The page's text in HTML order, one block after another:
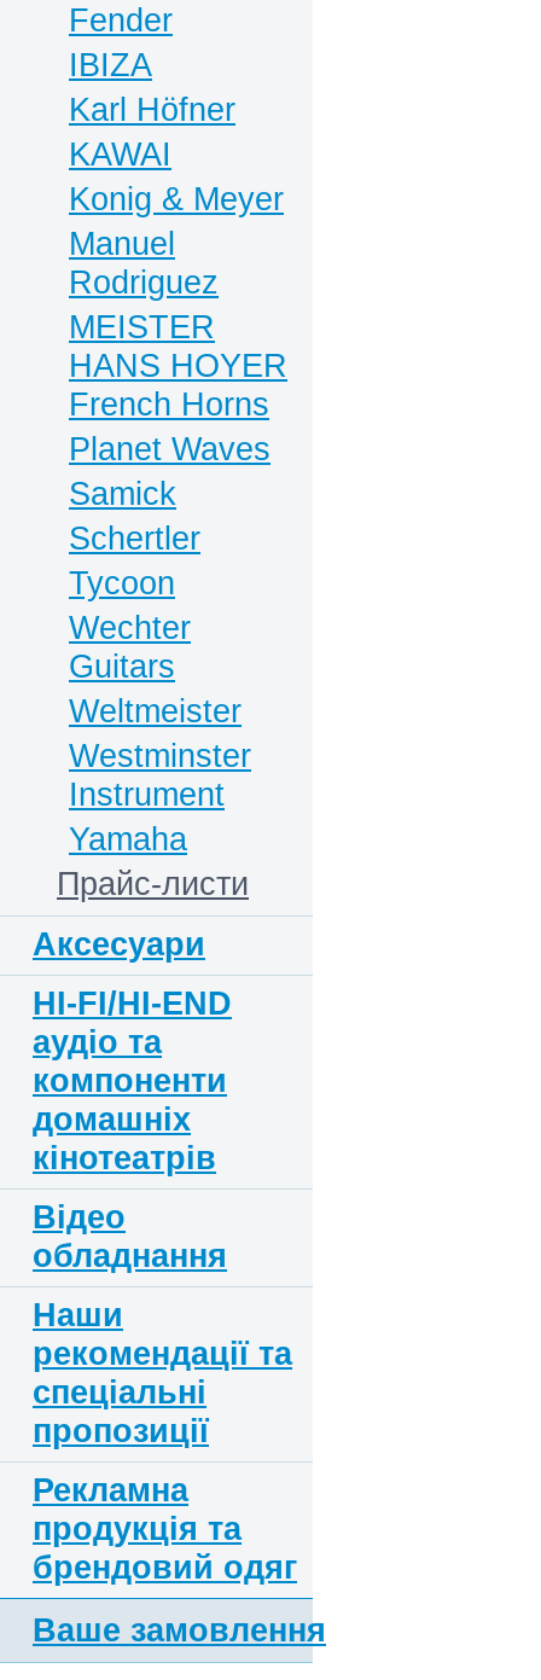
Fender
IBIZA
Karl Höfner
KAWAI
Konig & Meyer
Manuel
Rodriguez
MEISTER
HANS HOYER
French Horns
Planet Waves
Samick
Schertler
Tycoon
Wechter
Guitars
Weltmeister
Westminster
Instrument
Yamaha
Прайс-листи
Аксесуари
HI-FI/HI-END
аудіо та
компоненти
домашніх
кінотеатрів
Відео
обладнання
Наши
рекомендації та
спеціальні
пропозиції
Рекламна
продукція та
брендовий одяг
Ваше замовлення